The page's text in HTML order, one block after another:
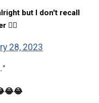
but I don't recall
🤷‍♂️
28, 2023